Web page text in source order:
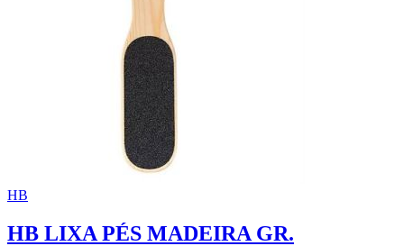
HB
HB LIXA PÉS MADEIRA GR.